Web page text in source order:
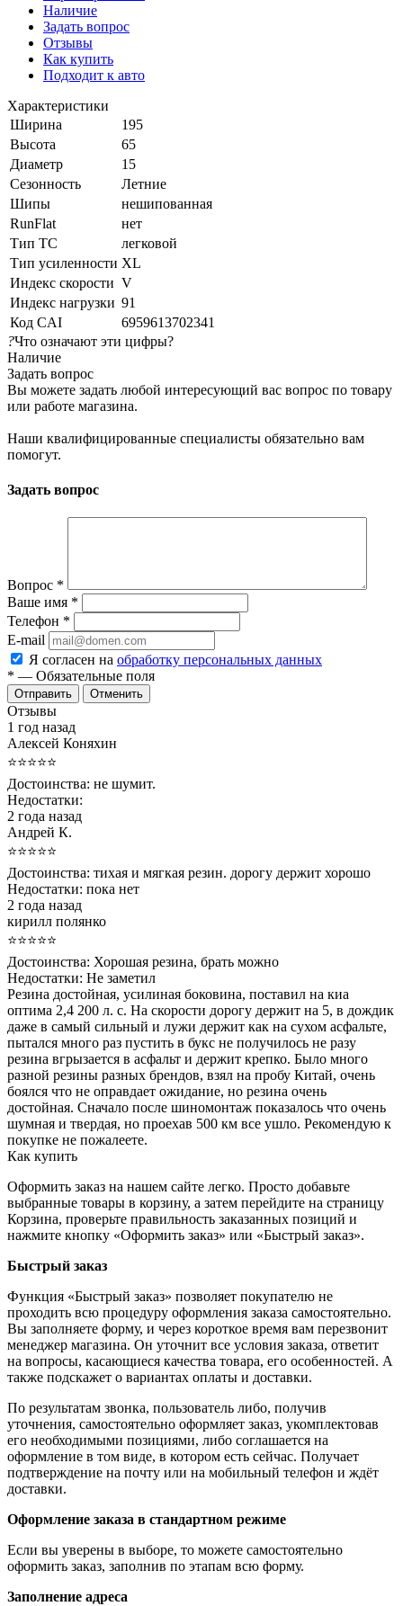
Наличие
Задать вопрос
Отзывы
Как купить
Подходит к авто
Характеристики
Ширина
195
Высота
65
Диаметр
15
Сезонность
Летние
Шипы
нешипованная
RunFlat
нет
Тип ТС
легковой
Тип усиленности XL
Индекс скорости V
Индекс нагрузки 91
Код CAI
6959613702341
?Что означают эти цифры?
Наличие
Задать вопрос
Вы можете задать любой интересующий вас вопрос по товару
или работе магазина.
Наши квалифицированные специалисты обязательно вам
помогут.
Задать вопрос
Вопрос *
Ваше имя *
Телефон *
E-mail
Я согласен на обработку персональных данных
* — Обязательные поля
Отменить
Отзывы
1 год назад
Алексей Коняхин
⭐⭐⭐⭐⭐
Достоинства: не шумит.
Недостатки:
2 года назад
Андрей К.
⭐⭐⭐⭐⭐
Достоинства: тихая и мягкая резин. дорогу держит хорошо
Недостатки: пока нет
2 года назад
кирилл полянко
⭐⭐⭐⭐⭐
Достоинства: Хорошая резина, брать можно
Недостатки: Не заметил
Резина достойная, усилиная боковина, поставил на киа
оптима 2,4 200 л. с. На скорости дорогу держит на 5, в дождик
даже в самый сильный и лужи держит как на сухом асфальте,
пытался много раз пустить в букс не получилось не разу
резина вгрызается в асфальт и держит крепко. Было много
разной резины разных брендов, взял на пробу Китай, очень
боялся что не оправдает ожидание, но резина очень
достойная. Сначало после шиномонтаж показалось что очень
шумная и твердая, но проехав 500 км все ушло. Рекомендую к
покупке не пожалеете.
Как купить
Оформить заказ на нашем сайте легко. Просто добавьте
выбранные товары в корзину, а затем перейдите на страницу
Корзина, проверьте правильность заказанных позиций и
нажмите кнопку «Оформить заказ» или «Быстрый заказ».
Быстрый заказ
Функция «Быстрый заказ» позволяет покупателю не
проходить всю процедуру оформления заказа самостоятельно.
Вы заполняете форму, и через короткое время вам перезвонит
менеджер магазина. Он уточнит все условия заказа, ответит
на вопросы, касающиеся качества товара, его особенностей. А
также подскажет о вариантах оплаты и доставки.
По результатам звонка, пользователь либо, получив
уточнения, самостоятельно оформляет заказ, укомплектовав
его необходимыми позициями, либо соглашается на
оформление в том виде, в котором есть сейчас. Получает
подтверждение на почту или на мобильный телефон и ждёт
доставки.
Оформление заказа в стандартном режиме
Если вы уверены в выборе, то можете самостоятельно
оформить заказ, заполнив по этапам всю форму.
Заполнение адреса